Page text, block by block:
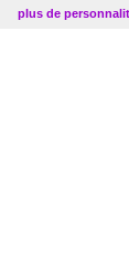
plus de